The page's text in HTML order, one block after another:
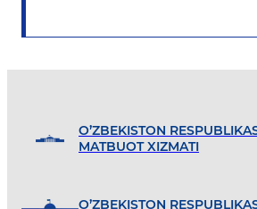
O’ZBEKISTON
MATBUOT XIZMATI
O’ZBEKISTON